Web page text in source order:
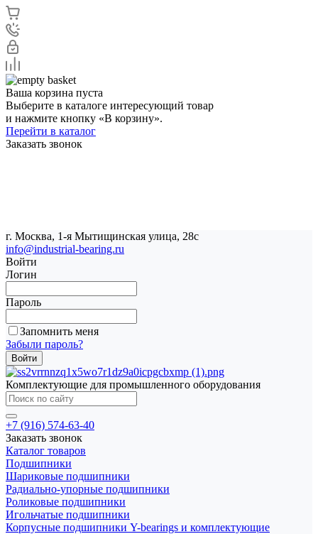
Ваша корзина пуста
Выберите в каталоге интересующий товар
и нажмите кнопку «В корзину».
Перейти в каталог
Заказать звонок
г. Москва, 1-я Мытищинская улица, 28с
info@industrial-bearing.ru
Войти
Логин
Пароль
Запомнить меня
Забыли пароль?
Комплектующие для промышленного оборудования
+7 (916) 574-63-40
Заказать звонок
Каталог товаров
Подшипники
Шариковые подшипники
Радиально-упорные подшипники
Роликовые подшипники
Игольчатые подшипники
Корпусные подшипники Y-bearings и комплектующие